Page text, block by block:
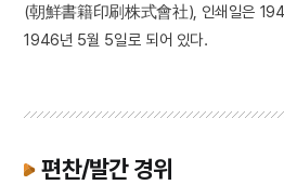
(朝鮮書籍印刷株式會社), 인쇄일은
1946년 5월 5일로 되어 있다.
편찬/발간 경위